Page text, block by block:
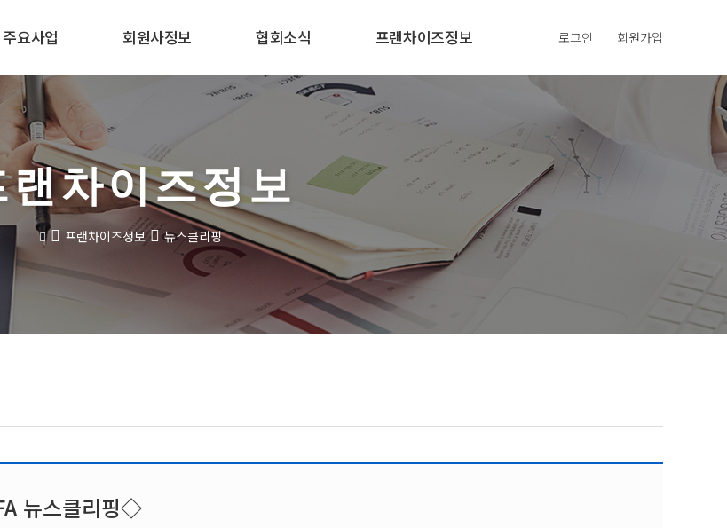
주요사업 회원사정보 협회소식 프랜차이즈정보 로그인 회원가입
랜차이즈정보
프랜차이즈정보 뉴스클리핑
뉴스클리핑◇